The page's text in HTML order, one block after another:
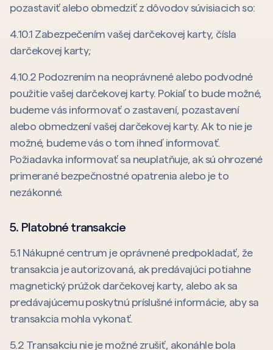
pozastaviť alebo obmedziť z dôvodov súvisiacich so:
4.10.1 Zabezpečením vašej darčekovej karty, čísla
darčekovej karty;
4.10.2 Podozrením na neoprávnené alebo podvodné
použitie vašej darčekovej karty. Pokiaľ to bude možné,
budeme vás informovať o zastavení, pozastavení
alebo obmedzení vašej darčekovej karty. Ak to nie je
možné, budeme vás o tom ihneď informovať.
Požiadavka informovať sa neuplatňuje, ak sú ohrozené
primerané bezpečnostné opatrenia alebo je to
nezákonné.
5. Platobné transakcie
5.1 Nákupné centrum je oprávnené predpokladať, že
transakcia je autorizovaná, ak predávajúci potiahne
magnetický prúžok darčekovej karty, alebo ak sa
predávajúcemu poskytnú príslušné informácie, aby sa
transakcia mohla vykonať.
5.2 Transakciu nie je možné zrušiť, akonáhle bola